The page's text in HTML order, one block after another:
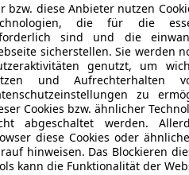
bzw. diese Anbieter nutzen
die für die
sind und die
sicherstellen. Sie werden
genutzt, um
und Aufrechterhalten
zu
Cookies bzw. ähnlicher
abgeschaltet werden.
diese Cookies oder
hinweisen. Das Blockieren
kann die Funktionalität der